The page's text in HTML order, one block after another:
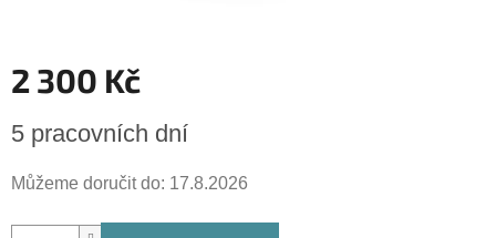
2 300 Kč
cena:
5 pracovních dní
Můžeme doručit do: 17.8.2026